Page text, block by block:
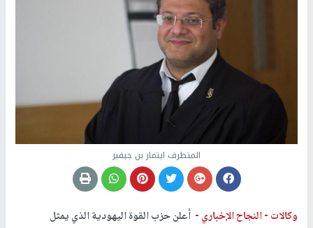
المتطرف ايتمار بن جيفير
وكالات -النجاح الإخباري - أعلن حزب القوة اليهودية الذي يمثل